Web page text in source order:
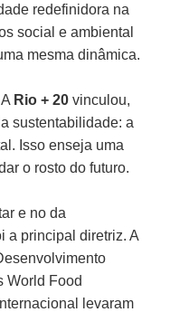
redefinidora na
social e ambiental
mesma dinâmica.
Rio + 20 vinculou,
sustentabilidade: a
Isso enseja uma
o rosto do futuro.
e no da
a principal diretriz. A
World Food
levaram